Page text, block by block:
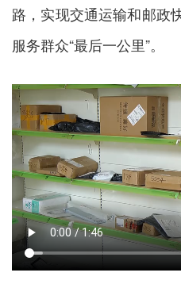
路，实现交通运输和邮政
服务群众“最后一公里”。